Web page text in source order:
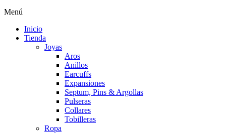
Menú
Inicio
Tienda
Joyas
Aros
Anillos
Earcuffs
Expansiones
Septum, Pins & Argollas
Pulseras
Collares
Tobilleras
Ropa